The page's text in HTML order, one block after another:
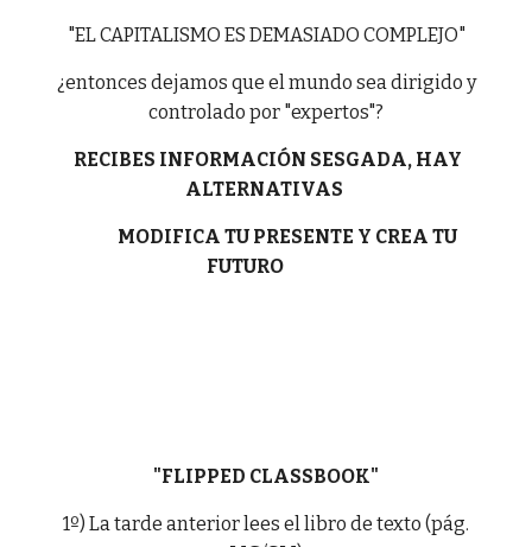
"EL CAPITALISMO ES DEMASIADO COMPLEJO"
¿entonces dejamos que el mundo sea dirigido y
controlado por "expertos"?
RECIBES INFORMACIÓN SESGADA, HAY
ALTERNATIVAS
MODIFICA TU PRESENTE Y CREA TU
FUTURO
"FLIPPED CLASSBOOK"
1º) La tarde anterior lees el libro de texto (pág.